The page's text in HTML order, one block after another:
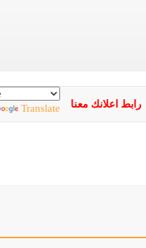
رابط اعلانك معنا Translate